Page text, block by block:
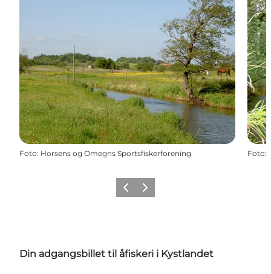
Foto: Horsens og Omegns Sportsfiskerforening Foto:
ForrigeNæste
Din adgangsbillet til åfiskeri i Kystlandet